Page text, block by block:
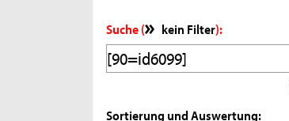
Suche ( kein Filter):
Sortierung und Auswertung: